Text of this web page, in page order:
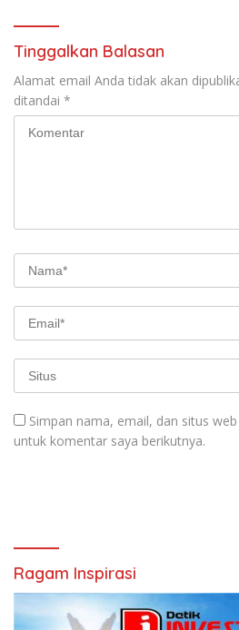
Tinggalkan Balasan
Alamat email Anda tidak akan
ditandai *
Simpan nama, email, dan situs
untuk komentar saya berikutnya.
Ragam Inspirasi